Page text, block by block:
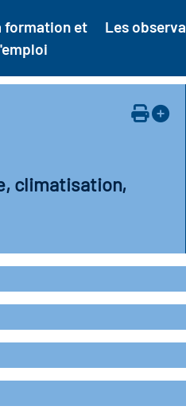
formation et
Les
climatisation,